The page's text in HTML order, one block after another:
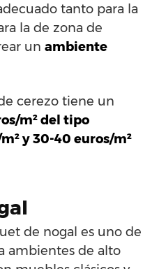
tanto para la
la de zona de
un ambiente
cerezo tiene un
m² del tipo
y 30-40 euros/m²
de nogal es uno de
ambientes de alto